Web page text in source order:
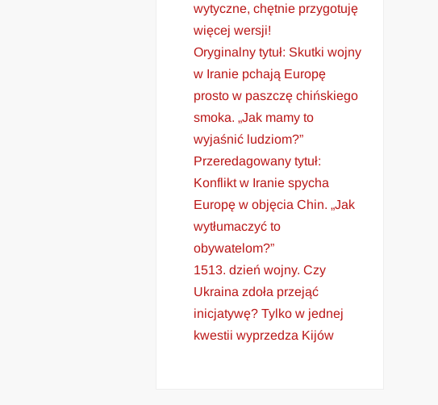
wytyczne, chętnie przygotuję
więcej wersji!
Oryginalny tytuł: Skutki wojny
w Iranie pchają Europę
prosto w paszczę chińskiego
smoka. „Jak mamy to
wyjaśnić ludziom?”
Przeredagowany tytuł:
Konflikt w Iranie spycha
Europę w objęcia Chin. „Jak
wytłumaczyć to
obywatelom?”
1513. dzień wojny. Czy
Ukraina zdoła przejąć
inicjatywę? Tylko w jednej
kwestii wyprzedza Kijów